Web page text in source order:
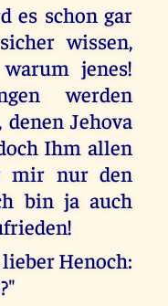
es schon gar
wissen,
jenes!
werden
Jehova
Ihm allen
mir nur den
bin ja auch
Henoch: